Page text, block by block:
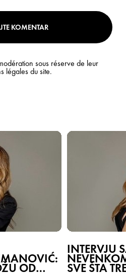
KOMENTAR
sous réserve de leur
légales du site.
OD
INTERVJU
SVE ŠTA